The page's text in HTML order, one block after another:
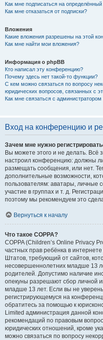
Как мне подписаться на
Как мне отказаться от подписки?
Вложения
Какие вложения разрешены на этой
Как мне найти мои вложения?
Информация о phpBB
Кто написал эту конференцию?
Почему здесь нет такой-то функции?
С кем можно связаться по вопросу
юридических вопросов, связанных с
Как мне связаться с
Вход на конференцию и
Зачем мне нужно
Вы можете этого и не делать. Всё
настроил конференцию: должны
размещать сообщения, или нет.
дополнительные возможности,
пользователям: аватары, личные
участие в группах и т. д.
поэтому мы рекомендуем это
Вернуться к началу
Что такое COPPA?
COPPA (Children’s Online Privacy
частных прав ребёнка в
Штатов, требующий от сайтов,
несовершеннолетних младше 13
родителей. Допустимо наличие
опекуны разрешают сбор личной
младше 13 лет. Если вы не
регистрирующемуся на
обратитесь за помощью к
Limited администрация данной
рекомендаций по правовым
юридических отношений, кроме
можно связаться по вопросу